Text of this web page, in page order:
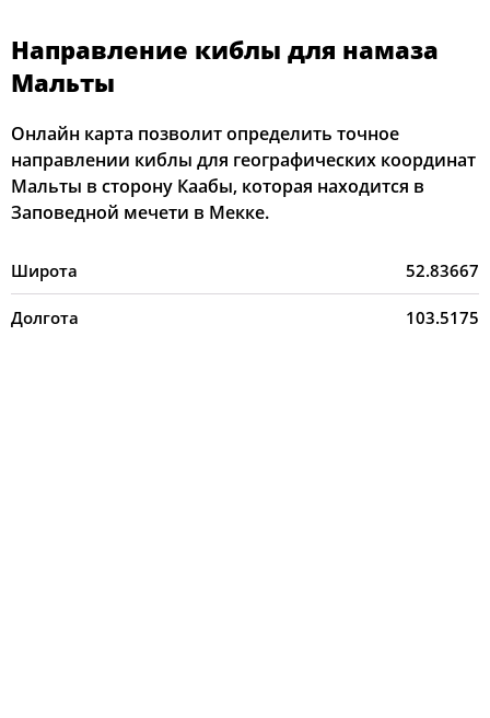
Направление киблы для намаза
Мальты
Онлайн карта позволит определить точное
направлении киблы для географических координат
Мальты в сторону Каабы, которая находится в
Заповедной мечети в Мекке.
Широта 52.83667
Долгота 103.5175